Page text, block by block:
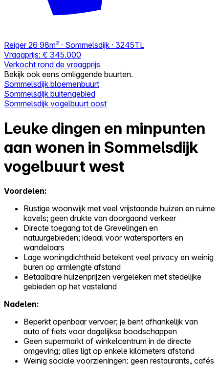
Reiger 26 98m² · Sommelsdijk · 3245TL
Vraagprijs: € 345.000
Verkocht rond de vraagprijs
Bekijk ook eens omliggende buurten.
Sommelsdijk bloemenbuurt
Sommelsdijk buitengebied
Sommelsdijk vogelbuurt oost
Leuke dingen en minpunten
aan wonen in Sommelsdijk
vogelbuurt west
Voordelen:
Rustige woonwijk met veel vrijstaande huizen en ruime
kavels; geen drukte van doorgaand verkeer
Directe toegang tot de Grevelingen en
natuurgebieden; ideaal voor watersporters en
wandelaars
Lage woningdichtheid betekent veel privacy en weinig
buren op armlengte afstand
Betaalbare huizenprijzen vergeleken met stedelijke
gebieden op het vasteland
Nadelen:
Beperkt openbaar vervoer; je bent afhankelijk van
auto of fiets voor dagelijkse boodschappen
Geen supermarkt of winkelcentrum in de directe
omgeving; alles ligt op enkele kilometers afstand
Weinig sociale voorzieningen: geen restaurants, cafés